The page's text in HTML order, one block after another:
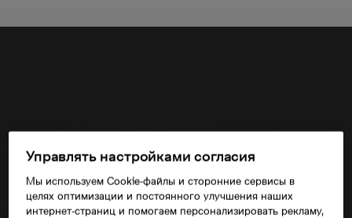
Согласие третьего лица
Управлять настройками согласия
Мы используем Cookie-файлы и сторонние сервисы в
целях оптимизации и постоянного улучшения наших
интернет-страниц и помогаем персонализировать рекламу,